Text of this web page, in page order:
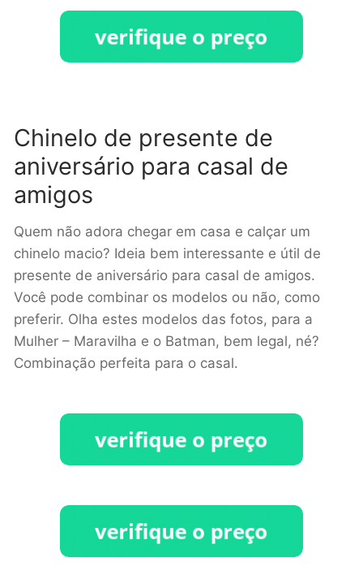
Chinelo de presente de
aniversário para casal de
amigos
Quem não adora chegar em casa e calçar um
chinelo macio? Ideia bem interessante e útil de
presente de aniversário para casal de amigos.
Você pode combinar os modelos ou não, como
preferir. Olha estes modelos das fotos, para a
Mulher – Maravilha e o Batman, bem legal, né?
Combinação perfeita para o casal.